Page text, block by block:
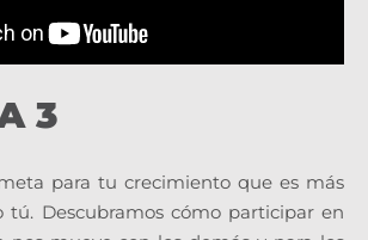
3
para tu crecimiento que es más
tú. Descubramos cómo participar en